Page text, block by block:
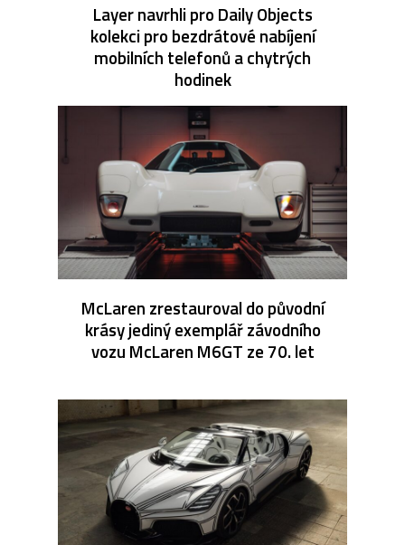
Layer navrhli pro Daily Objects
kolekci pro bezdrátové nabíjení
mobilních telefonů a chytrých
hodinek
McLaren zrestauroval do původní
krásy jediný exemplář závodního
vozu McLaren M6GT ze 70. let